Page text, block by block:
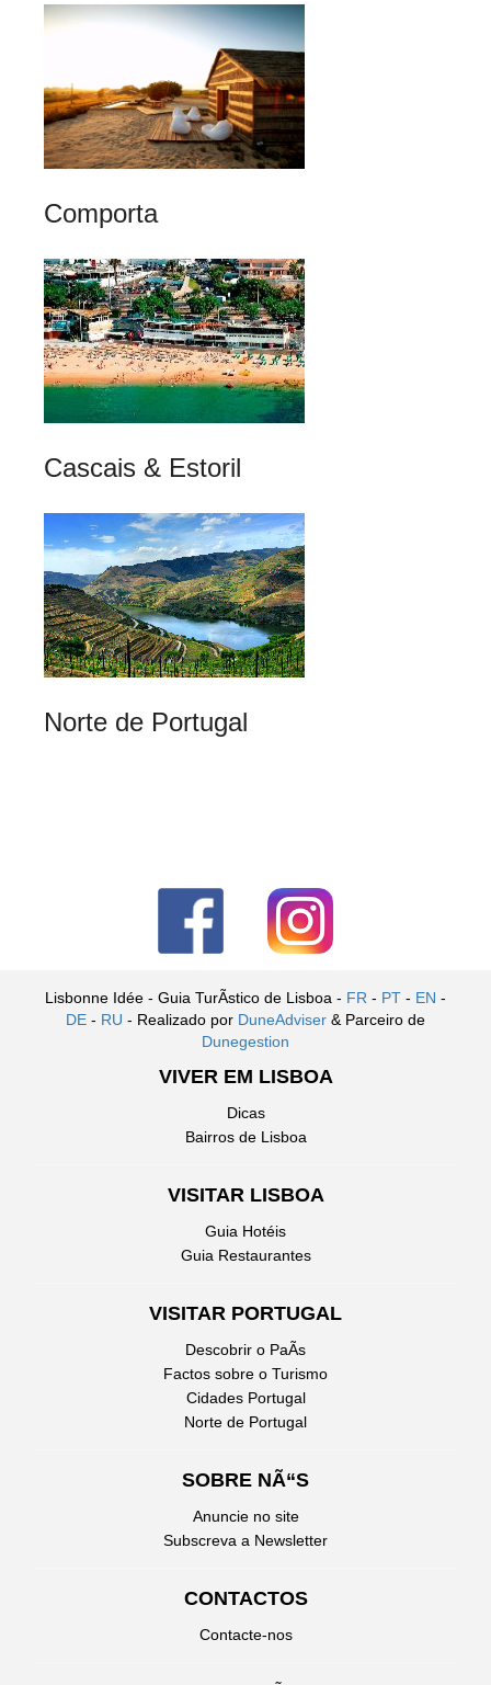
Comporta
Cascais & Estoril
Norte de Portugal
Lisbonne Idée - Guia TurÃ­stico de Lisboa - FR - PT - EN -
DE - RU - Realizado por DuneAdviser & Parceiro de
Dunegestion
VIVER EM LISBOA
Dicas
Bairros de Lisboa
VISITAR LISBOA
Guia Hotéis
Guia Restaurantes
VISITAR PORTUGAL
Descobrir o PaÃ­s
Factos sobre o Turismo
Cidades Portugal
Norte de Portugal
SOBRE NÃ“S
Anuncie no site
Subscreva a Newsletter
CONTACTOS
Contacte-nos